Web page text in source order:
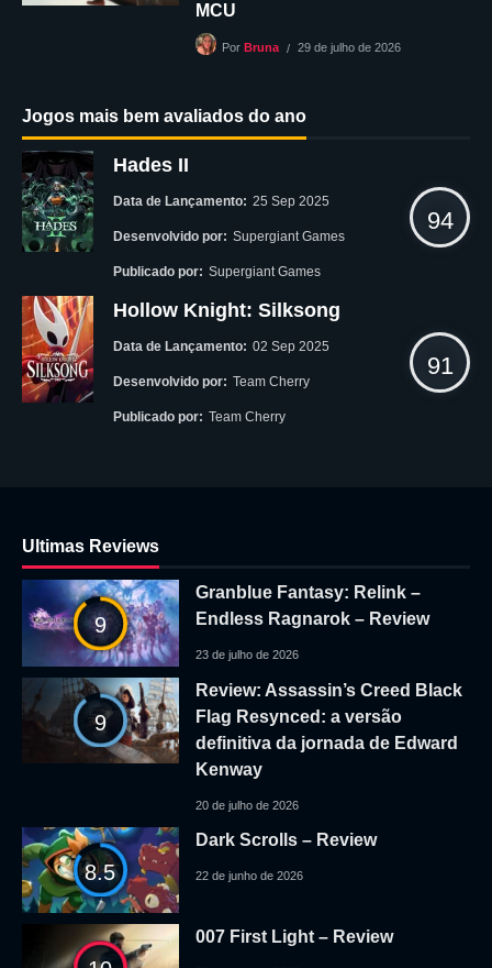
MCU
Por Bruna 29 de julho de 2026
Jogos mais bem avaliados do ano
Hades II
Data de Lançamento: 25 Sep 2025
Desenvolvido por: Supergiant Games
Publicado por: Supergiant Games
94
Hollow Knight: Silksong
Data de Lançamento: 02 Sep 2025
Desenvolvido por: Team Cherry
Publicado por: Team Cherry
91
Ultimas Reviews
9
Granblue Fantasy: Relink –
Endless Ragnarok – Review
23 de julho de 2026
9
Review: Assassin’s Creed Black
Flag Resynced: a versão
definitiva da jornada de Edward
Kenway
20 de julho de 2026
8.5
Dark Scrolls – Review
22 de junho de 2026
007 First Light – Review